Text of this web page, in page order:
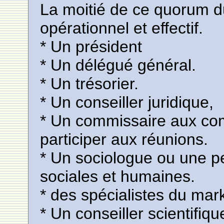
La moitié de ce quorum
opérationnel et effectif.
* Un président
* Un délégué général.
* Un trésorier.
* Un conseiller juridique,
* Un commissaire aux
participer aux réunions.
* Un sociologue ou une
sociales et humaines.
* des spécialistes du
* Un conseiller